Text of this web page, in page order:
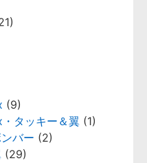
(9)
タッキー＆翼 (1)
バー (2)
(29)